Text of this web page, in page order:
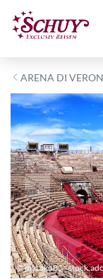
ARENA DI
© marako85 -